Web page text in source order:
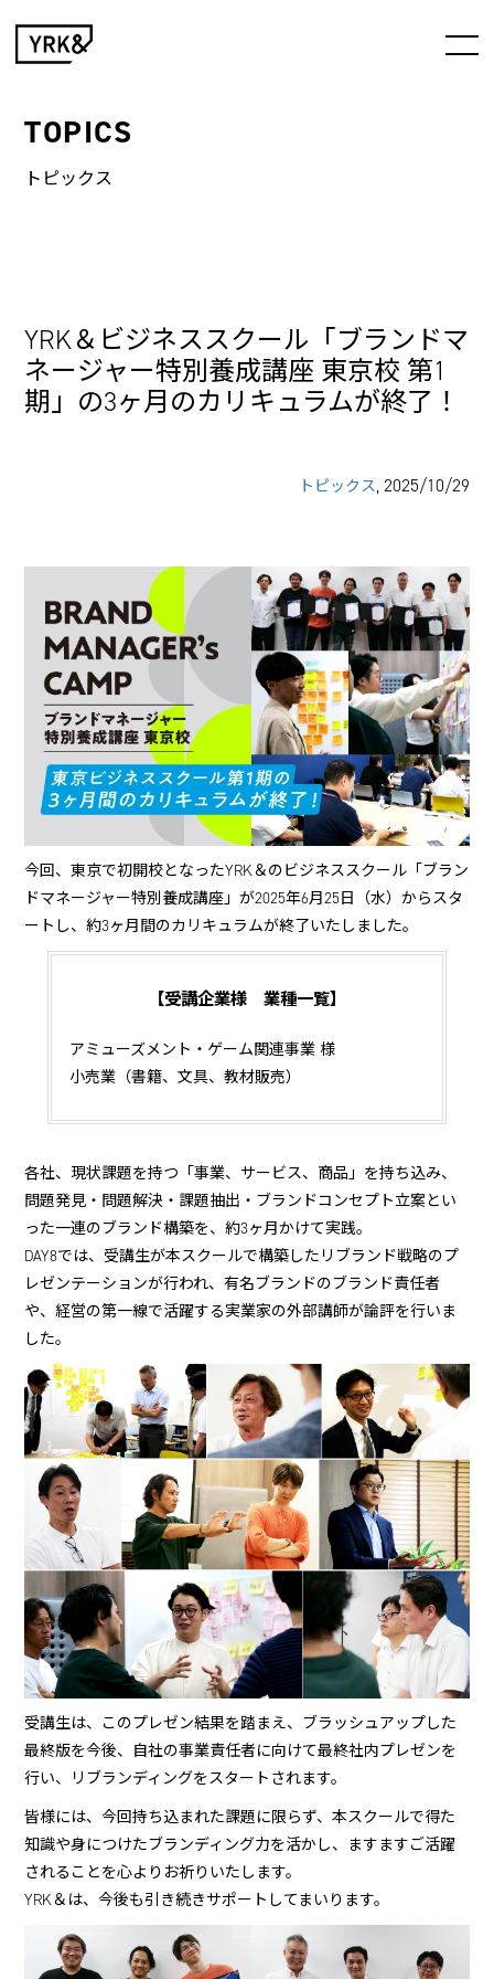
TOPICS
トピックス
YRK＆ビジネススクール「ブランドマ
ネージャー特別養成講座 東京校 第1
期」の3ヶ月のカリキュラムが終了！
トピックス, 2025/10/29
今回、東京で初開校となったYRK＆のビジネススクール「ブラン
ドマネージャー特別養成講座」が2025年6月25日（水）からスタ
ートし、約3ヶ月間のカリキュラムが終了いたしました。
【受講企業様 業種一覧】
アミューズメント・ゲーム関連事業 ​​様
小売業（書籍、文具、教材販売）
各社、現状課題を持つ「事業、サービス、商品」を持ち込み、
問題発見・問題解決・課題抽出・ブランドコンセプト立案とい
った一連のブランド構築を、約3ヶ月かけて実践。
DAY8では、受講生が本スクールで構築したリブランド戦略のプ
レゼンテーションが行われ、有名ブランドのブランド責任者
や、経営の第一線で活躍する実業家の外部講師が論評を行いま
した。
受講生は、このプレゼン結果を踏まえ、ブラッシュアップした
最終版を今後、自社の事業責任者に向けて最終社内プレゼンを
行い、リブランディングをスタートされます。
皆様には、今回持ち込まれた課題に限らず、本スクールで得た
知識や身につけたブランディング力を活かし、ますますご活躍
されることを心よりお祈りいたします。
YRK＆は、今後も引き続きサポートしてまいります。